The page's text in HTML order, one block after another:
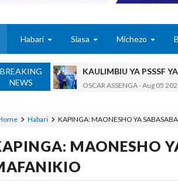
Habari Siasa Michezo
BREAKING
NEWS
KAULIMBIU YA PSSSF
OSCAR ASSENGA-Aug 05
OSCAR ASSENGA -Aug 05
Alex Sonna
Habari KAPINGA: MAONESHO YA
MAONESHO